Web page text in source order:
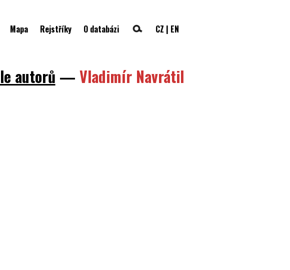
Mapa Rejstříky O databázi CZ | EN
autorů — Vladimír Navrátil